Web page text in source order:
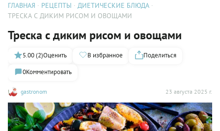
ГЛАВНАЯ РЕЦЕПТЫ
ДИЕТИЧЕСКИЕ БЛЮДА
ТРЕСКА С ДИКИМ РИСОМ И ОВОЩАМИ
Треска с диким рисом и овощами
gastronom 23 августа 2025 г.
5.00 (2)Оценить В избранное
Поделиться
0Комментировать